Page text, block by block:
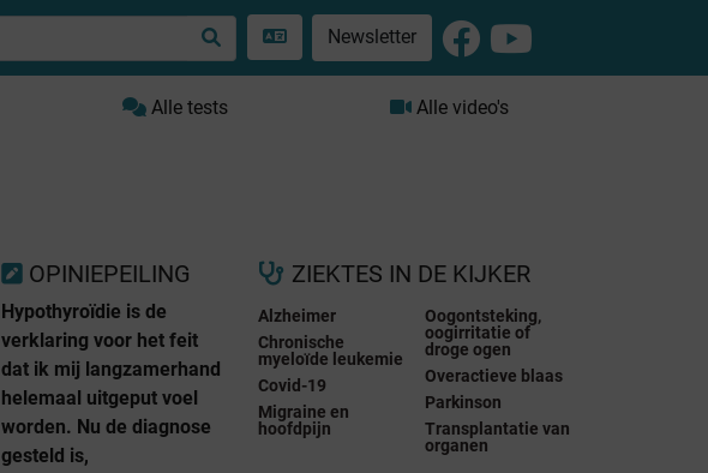
Newsletter
Alle tests Alle video's
OPINIEPEILING
Hypothyroïdie is de
verklaring voor het feit
dat ik mij langzamerhand
helemaal uitgeput voel
worden. Nu de diagnose
gesteld is,
ZIEKTES IN DE KIJKER
Alzheimer
Chronische
myeloïde leukemie
Covid-19
Migraine en
hoofdpijn
Oogontsteking,
oogirritatie of
droge ogen
Overactieve blaas
Parkinson
Transplantatie van
organen